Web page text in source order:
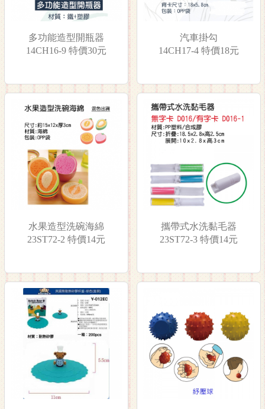
多功能造型開瓶器
14CH16-9 特價30元
汽車掛勾
14CH17-4 特價18元
水果造型洗碗海綿
23ST72-2 特價14元
攜帶式水洗黏毛器
23ST72-3 特價14元